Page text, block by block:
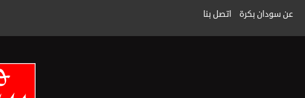
المحتوى
عن سودان بكرة اتصل بنا